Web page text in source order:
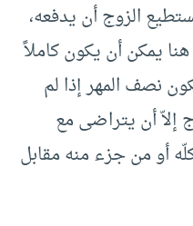
الزوج أن يدفعه،
يمكن أن يكون كاملاً
نصف المهر إذا لم
إلاّ أن يتراضى مع
أو من جزء منه مقابل